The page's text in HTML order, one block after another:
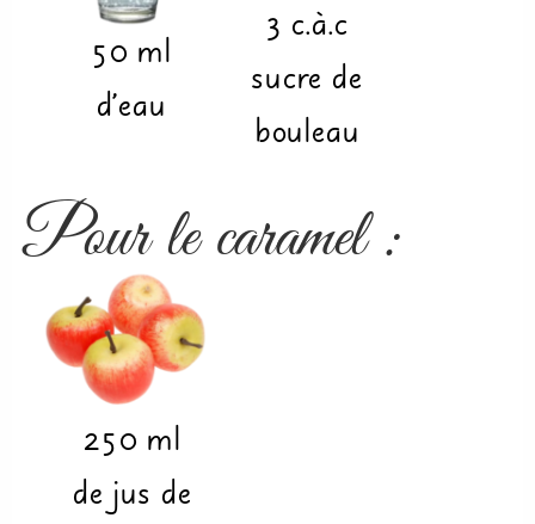
50 ml
d’eau
3 c.à.c
sucre de
bouleau
Pour le caramel:
250 ml
de jus de